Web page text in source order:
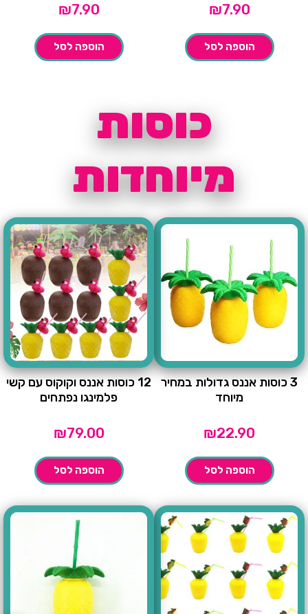
₪7.90
הוספה לסל
₪7.90
הוספה לסל
כוסות
מיוחדות
3 כוסות אננס גדולות במחיר
מיוחד
₪22.90
הוספה לסל
12 כוסות אננס וקוקוס עם קשי
פלמינגו נפתחים
₪79.00
הוספה לסל